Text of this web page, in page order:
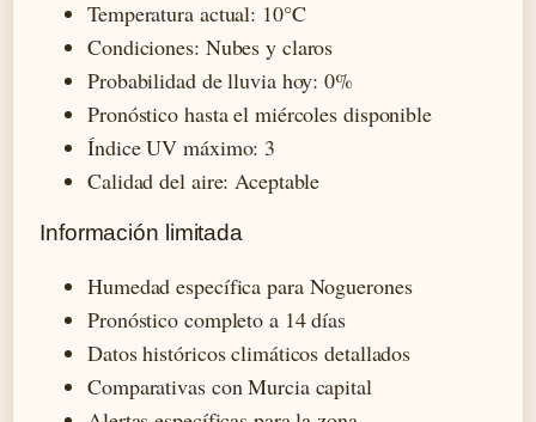
Temperatura actual: 10°C
Condiciones: Nubes y claros
Probabilidad de lluvia hoy: 0%
Pronóstico hasta el miércoles disponible
Índice UV máximo: 3
Calidad del aire: Aceptable
Información limitada
Humedad específica para Noguerones
Pronóstico completo a 14 días
Datos históricos climáticos detallados
Comparativas con Murcia capital